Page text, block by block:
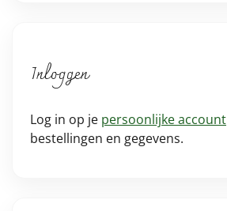
Inloggen
Log in op je persoonlijke account
bestellingen en gegevens.